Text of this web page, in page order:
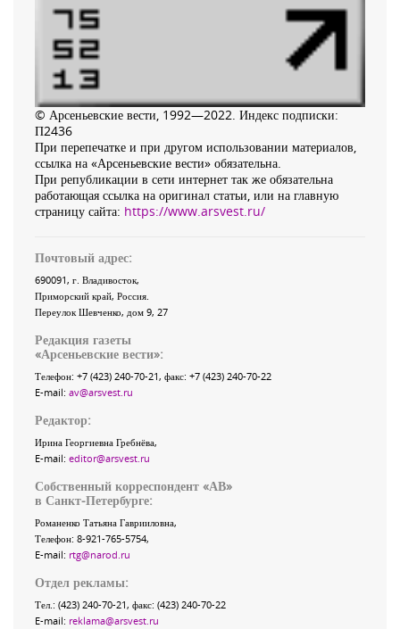
© Арсеньевские вести, 1992—2022. Индекс подписки:
П2436
При перепечатке и при другом использовании материалов,
ссылка на «Арсеньевские вести» обязательна.
При републикации в сети интернет так же обязательна
работающая ссылка на оригинал статьи, или на главную
страницу сайта: https://www.arsvest.ru/
Почтовый адрес:
690091, г. Владивосток,
Приморский край, Россия
Переулок Шевченко, дом 9, 27
Редакция газеты
«Арсеньевские вести»:
Телефон: +7 (423) 240-70-21, факс: +7 (423) 240-70-22
E-mail: av@arsvest.ru
Редактор:
Ирина Георгиевна Гребнёва,
E-mail: editor@arsvest.ru
Собственный корреспондент «АВ»
в Санкт-Петербурге:
Романенко Татьяна Гаврииловна,
Телефон: 8-921-765-5754,
E-mail: rtg@narod.ru
Отдел рекламы:
Тел.: (423) 240-70-21, факс: (423) 240-70-22
E-mail: reklama@arsvest.ru